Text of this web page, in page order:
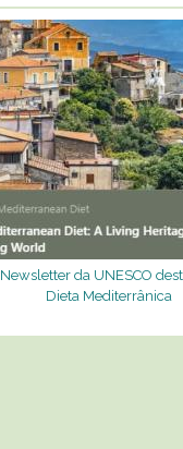
Newsletter da UNESCO
Dieta Mediterrânica